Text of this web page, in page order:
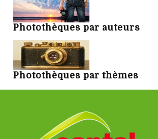
Photothèques par auteurs
Photothèques par thèmes